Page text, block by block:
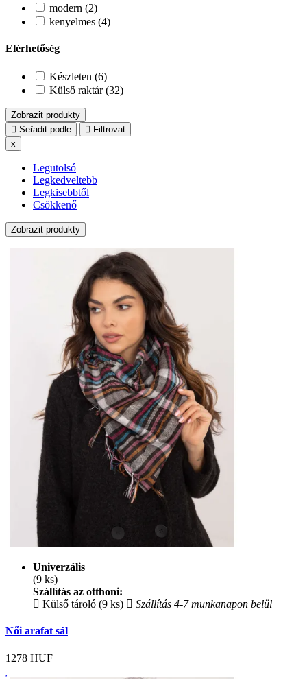
modern (2)
kenyelmes (4)
Elérhetőség
Készleten (6)
Külső raktár (32)
Zobrazit produkty
Seřadit podle
Filtrovat
x
Legutolsó
Legkedveltebb
Legkisebbtől
Csökkenő
Zobrazit produkty
Univerzális
(9 ks)
Szállítás az otthoni:
Külső tároló (9 ks)
Szállítás 4-7 munkanapon belül
Női arafat sál
1278 HUF